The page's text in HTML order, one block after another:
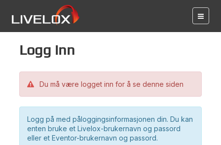
Logg inn
Du må være logget inn for å se denne siden
Logg på med påloggingsinformasjonen din. Du kan
enten bruke et Livelox-brukernavn og passord
eller et Eventor-brukernavn og passord.